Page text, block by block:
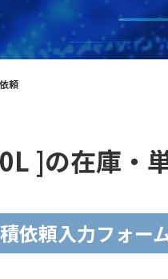
頼
]の在庫・
依頼入力フォー